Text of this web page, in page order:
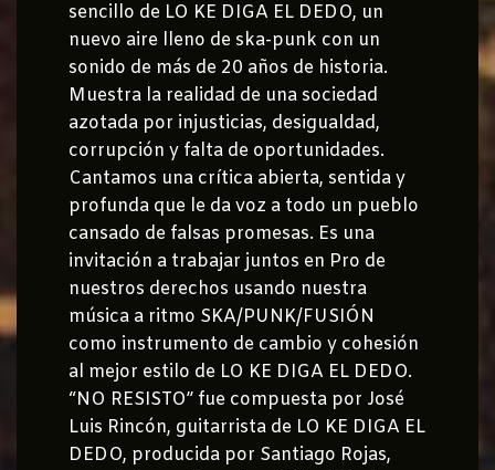
sencillo de LO KE DIGA EL DEDO, un
nuevo aire lleno de ska-punk con un
sonido de más de 20 años de historia.
Muestra la realidad de una sociedad
azotada por injusticias, desigualdad,
corrupción y falta de oportunidades.
Cantamos una crítica abierta, sentida y
profunda que le da voz a todo un pueblo
cansado de falsas promesas. Es una
invitación a trabajar juntos en Pro de
nuestros derechos usando nuestra
música a ritmo SKA/PUNK/FUSIÓN
como instrumento de cambio y cohesión
al mejor estilo de LO KE DIGA EL DEDO.
“NO RESISTO” fue compuesta por José
Luis Rincón, guitarrista de LO KE DIGA EL
DEDO, producida por Santiago Rojas,